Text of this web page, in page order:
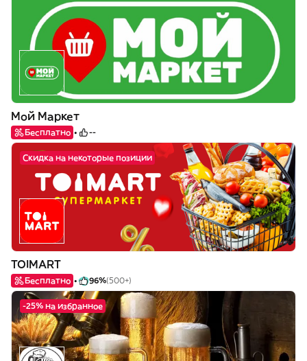
Мой Маркет
Бесплатно --
Скидка на некоторые позиции
TOIMART
Бесплатно 96%(500+)
-25% на избранное